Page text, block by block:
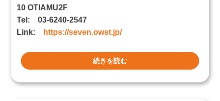
10 OTIAMU2F
Tel: 03-6240-2547
Link:
https://seven.owst.jp/
続きを読む